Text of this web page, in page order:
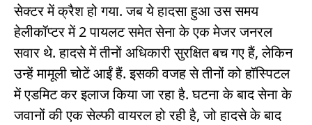
सेक्टर में क्रैश हो गया. जब ये हादसा हुआ उस समय
हेलीकॉप्टर में 2 पायलट समेत सेना के एक मेजर जनरल
सवार थे. हादसे में तीनों अधिकारी सुरक्षित बच गए हैं, लेकिन
उन्हें मामूली चोटें आईं हैं. इसकी वजह से तीनों को हॉस्पिटल
में एडमिट कर इलाज किया जा रहा है. घटना के बाद सेना के
जवानों की एक सेल्फी वायरल हो रही है, जो हादसे के बाद